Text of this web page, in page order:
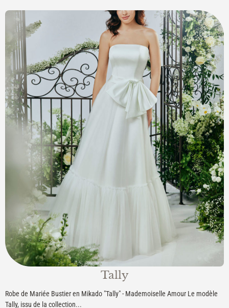
Tally
Robe de Mariée Bustier en Mikado "Tally" - Mademoiselle Amour Le modèle
Tally, issu de la collection...